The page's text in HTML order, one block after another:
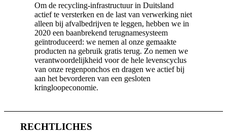
Om de recycling-infrastructuur in Duitsland
actief te versterken en de last van verwerking niet
alleen bij afvalbedrijven te leggen, hebben we in
2020 een baanbrekend terugnamesysteem
geïntroduceerd: we nemen al onze gemaakte
producten na gebruik gratis terug. Zo nemen we
verantwoordelijkheid voor de hele levenscyclus
van onze regenponchos en dragen we actief bij
aan het bevorderen van een gesloten
kringloopeconomie.
RECHTLICHES